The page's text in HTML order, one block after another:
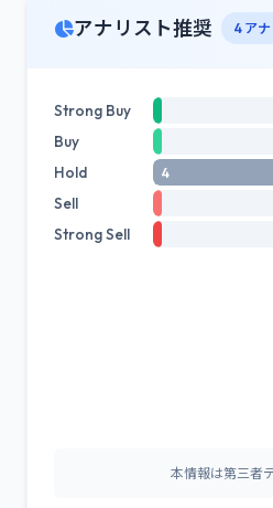
アナリスト推奨 4 ア
Strong Buy
Buy
Hold 4
Sell
Strong Sell
本情報は第三者